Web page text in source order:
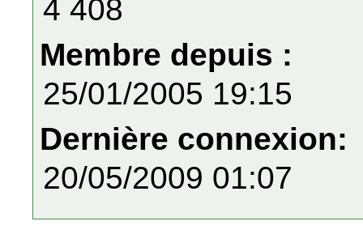
4 408
Membre depuis :
25/01/2005 19:15
Dernière connexion:
20/05/2009 01:07